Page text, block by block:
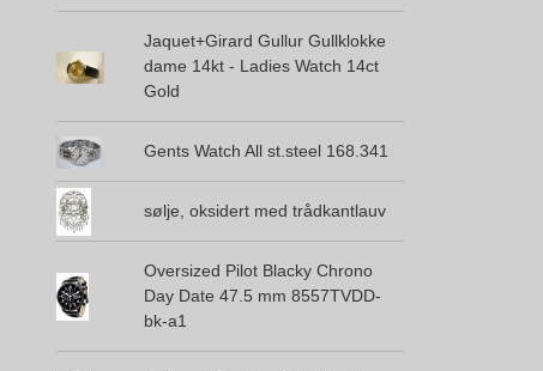
Jaquet+Girard Gullur Gullklokke
dame 14kt - Ladies Watch 14ct
Gold
Gents Watch All st.steel 168.341
sølje, oksidert med trådkantlauv
Oversized Pilot Blacky Chrono
Day Date 47.5 mm 8557TVDD-
bk-a1